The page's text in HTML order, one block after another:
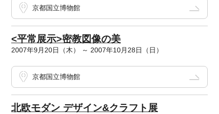
京都国立博物館
<平常展示>密教図像の美
2007年9月20日（木） ～ 2007年10月28日（日）
京都国立博物館
北欧モダン デザイン&クラフト展